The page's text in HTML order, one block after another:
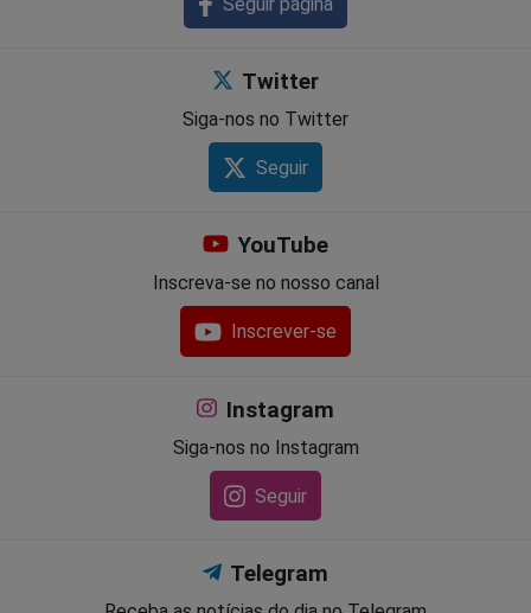
Twitter
Siga-nos no Twitter
Seguir
YouTube
Inscreva-se no nosso canal
Inscrever-se
Instagram
Siga-nos no Instagram
Seguir
Telegram